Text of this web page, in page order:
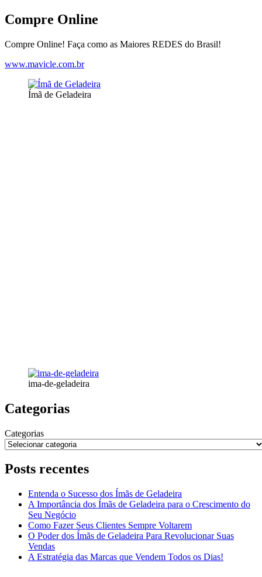
Compre Online
Compre Online! Faça como as Maiores REDES do Brasil!
www.mavicle.com.br
Ímã de Geladeira
ima-de-geladeira
Categorias
Categorias
Posts recentes
Entenda o Sucesso dos Ímãs de Geladeira
A Importância dos Ímãs de Geladeira para o Crescimento do
Seu Negócio
Como Fazer Seus Clientes Sempre Voltarem
O Poder dos Ímãs de Geladeira Para Revolucionar Suas
Vendas
A Estratégia das Marcas que Vendem Todos os Dias!